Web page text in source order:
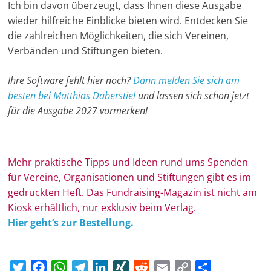
Ich bin davon überzeugt, dass Ihnen diese Ausgabe
wieder hilfreiche Einblicke bieten wird. Entdecken Sie
die zahlreichen Möglichkeiten, die sich Vereinen,
Verbänden und Stiftungen bieten.
Ihre Software fehlt hier noch?Dann melden Sie sich am
besten bei Matthias Daberstielund lassen sich schon jetzt
für die Ausgabe 2027 vormerken!
Mehr prak­ti­sche Tipps und Ideen rund ums Spen­den
für Ver­eine, Orga­ni­sa­tionen und Stif­tungen gibt es im
ge­druckten Heft. Das Fundraising-Magazin ist nicht am
Kiosk erhältlich, nur exklusiv beim Verlag.
Hier geht’s zur Bestellung.
W